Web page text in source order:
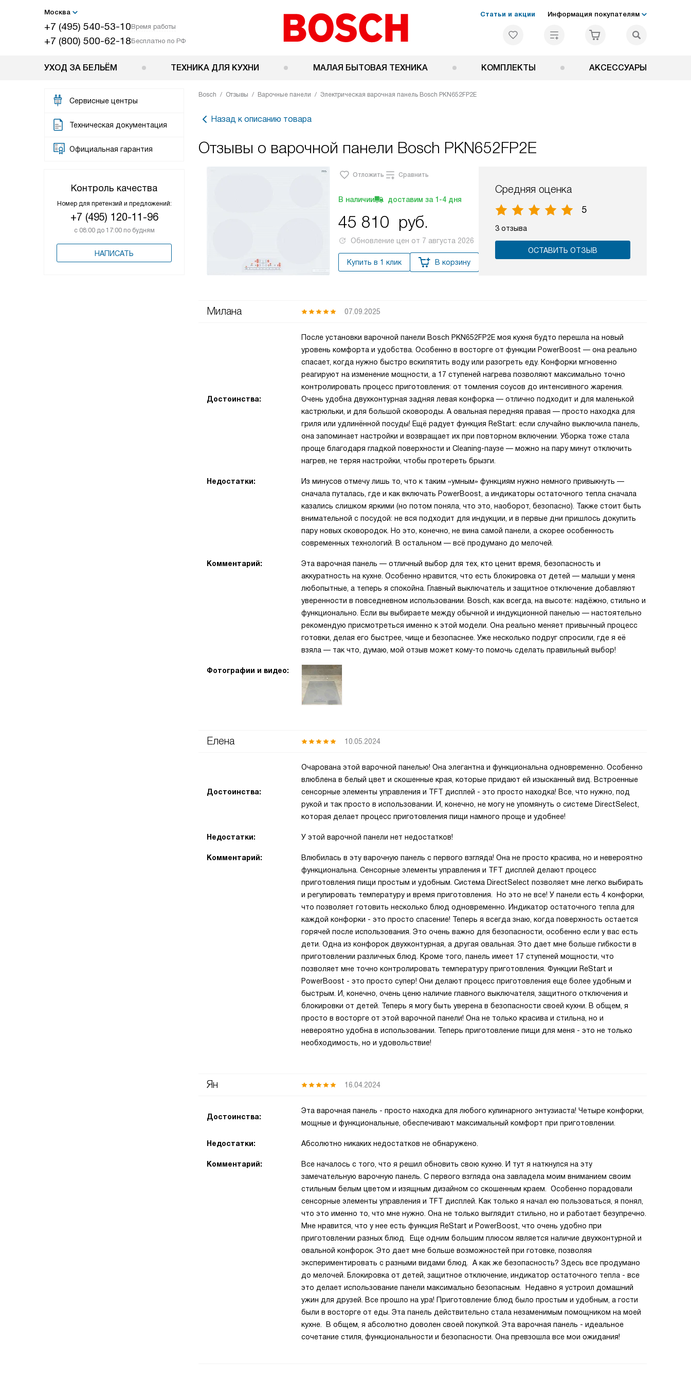
Москва
+7 (495) 540-53-10Время работы
+7 (800) 500-62-18Бесплатно по РФ
Статьи и акции Информация покупателям
УХОД ЗА БЕЛЬЁМ ТЕХНИКА ДЛЯ КУХНИ МАЛАЯ БЫТОВАЯ ТЕХНИКА КОМПЛЕКТЫ АКСЕССУАРЫ
Сервисные центры
Техническая документация
Официальная гарантия
Контроль качества
Номер для претензий и предложений:
+7 (495) 120-11-96
с 08:00 до 17:00 по будням
НАПИСАТЬ
Bosch Отзывы Варочные панели Электрическая варочная панель Bosch PKN652FP2E
Назад к описанию товара
Отзывы о варочной панели Bosch PKN652FP2E
Отложить Сравнить
В наличии доставим за 1-4 дня
45 810 руб.
Обновление цен от 7 августа 2026
Купить в 1 клик В корзину
Средняя оценка
5
3 отзыва
ОСТАВИТЬ ОТЗЫВ
Милана 07.09.2025
Достоинства:
После установки варочной панели Bosch PKN652FP2E моя кухня будто перешла на новый
уровень комфорта и удобства. Особенно в восторге от функции PowerBoost — она реально
спасает, когда нужно быстро вскипятить воду или разогреть еду. Конфорки мгновенно
реагируют на изменение мощности, а 17 ступеней нагрева позволяют максимально точно
контролировать процесс приготовления: от томления соусов до интенсивного жарения.
Очень удобна двухконтурная задняя левая конфорка — отлично подходит и для маленькой
кастрюльки, и для большой сковороды. А овальная передняя правая — просто находка для
гриля или удлинённой посуды! Ещё радует функция ReStart: если случайно выключила панель,
она запоминает настройки и возвращает их при повторном включении. Уборка тоже стала
проще благодаря гладкой поверхности и Cleaning-паузе — можно на пару минут отключить
нагрев, не теряя настройки, чтобы протереть брызги.
Недостатки:
Из минусов отмечу лишь то, что к таким «умным» функциям нужно немного привыкнуть —
сначала путалась, где и как включать PowerBoost, а индикаторы остаточного тепла сначала
казались слишком яркими (но потом поняла, что это, наоборот, безопасно). Также стоит быть
внимательной с посудой: не вся подходит для индукции, и в первые дни пришлось докупить
пару новых сковородок. Но это, конечно, не вина самой панели, а скорее особенность
современных технологий. В остальном — всё продумано до мелочей.
Комментарий:
Эта варочная панель — отличный выбор для тех, кто ценит время, безопасность и
аккуратность на кухне. Особенно нравится, что есть блокировка от детей — малыши у меня
любопытные, а теперь я спокойна. Главный выключатель и защитное отключение добавляют
уверенности в повседневном использовании. Bosch, как всегда, на высоте: надёжно, стильно и
функционально. Если вы выбираете между обычной и индукционной панелью — настоятельно
рекомендую присмотреться именно к этой модели. Она реально меняет привычный процесс
готовки, делая его быстрее, чище и безопаснее. Уже несколько подруг спросили, где я её
взяла — так что, думаю, мой отзыв может кому-то помочь сделать правильный выбор!
Фотографии и видео:
Елена 10.05.2024
Достоинства:
Очарована этой варочной панелью! Она элегантна и функциональна одновременно. Особенно
влюблена в белый цвет и скошенные края, которые придают ей изысканный вид. Встроенные
сенсорные элементы управления и TFT дисплей - это просто находка! Все, что нужно, под
рукой и так просто в использовании. И, конечно, не могу не упомянуть о системе DirectSelect,
которая делает процесс приготовления пищи намного проще и удобнее!
Недостатки: У этой варочной панели нет недостатков!
Комментарий:
Влюбилась в эту варочную панель с первого взгляда! Она не просто красива, но и невероятно
функциональна. Сенсорные элементы управления и TFT дисплей делают процесс
приготовления пищи простым и удобным. Система DirectSelect позволяет мне легко выбирать
и регулировать температуру и время приготовления. Но это не все! У панели есть 4 конфорки,
что позволяет готовить несколько блюд одновременно. Индикатор остаточного тепла для
каждой конфорки - это просто спасение! Теперь я всегда знаю, когда поверхность остается
горячей после использования. Это очень важно для безопасности, особенно если у вас есть
дети. Одна из конфорок двухконтурная, а другая овальная. Это дает мне больше гибкости в
приготовлении различных блюд. Кроме того, панель имеет 17 ступеней мощности, что
позволяет мне точно контролировать температуру приготовления. Функции ReStart и
PowerBoost - это просто супер! Они делают процесс приготовления еще более удобным и
быстрым. И, конечно, очень ценю наличие главного выключателя, защитного отключения и
блокировки от детей. Теперь я могу быть уверена в безопасности своей кухни. В общем, я
просто в восторге от этой варочной панели! Она не только красива и стильна, но и
невероятно удобна в использовании. Теперь приготовление пищи для меня - это не только
необходимость, но и удовольствие!
Ян 16.04.2024
Достоинства:
Эта варочная панель - просто находка для любого кулинарного энтузиаста! Четыре конфорки,
мощные и функциональные, обеспечивают максимальный комфорт при приготовлении.
Недостатки: Абсолютно никаких недостатков не обнаружено.
Комментарий:
Все началось с того, что я решил обновить свою кухню. И тут я наткнулся на эту
замечательную варочную панель. С первого взгляда она завладела моим вниманием своим
стильным белым цветом и изящным дизайном со скошенным краем. Особенно порадовали
сенсорные элементы управления и TFT дисплей. Как только я начал ею пользоваться, я понял,
что это именно то, что мне нужно. Она не только выглядит стильно, но и работает безупречно.
Мне нравится, что у нее есть функция ReStart и PowerBoost, что очень удобно при
приготовлении разных блюд. Еще одним большим плюсом является наличие двухконтурной и
овальной конфорок. Это дает мне больше возможностей при готовке, позволяя
экспериментировать с разными видами блюд. А как же безопасность? Здесь все продумано
до мелочей. Блокировка от детей, защитное отключение, индикатор остаточного тепла - все
это делает использование панели максимально безопасным. Недавно я устроил домашний
ужин для друзей. Все прошло на ура! Приготовление блюд было простым и удобным, а гости
были в восторге от еды. Эта панель действительно стала незаменимым помощником на моей
кухне. В общем, я абсолютно доволен своей покупкой. Эта варочная панель - идеальное
сочетание стиля, функциональности и безопасности. Она превзошла все мои ожидания!